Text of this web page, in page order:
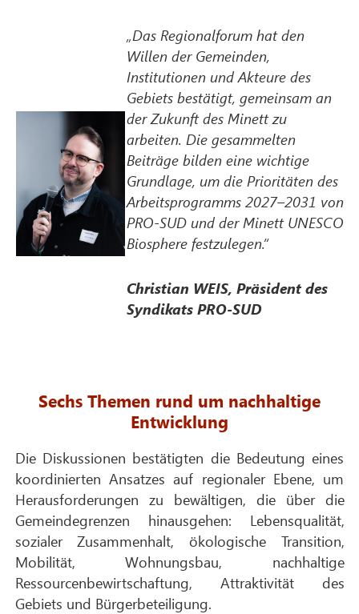
„Das Regionalforum hat den
Willen der Gemeinden,
Institutionen und Akteure des
Gebiets bestätigt, gemeinsam an
der Zukunft des Minett zu
arbeiten. Die gesammelten
Beiträge bilden eine wichtige
Grundlage, um die Prioritäten des
Arbeitsprogramms 2027–2031 von
PRO-SUD und der Minett UNESCO
Biosphere festzulegen.“
Christian WEIS, Präsident des
Syndikats PRO-SUD
Sechs Themen rund um nachhaltige
Entwicklung
Die Diskussionen bestätigten die Bedeutung eines
koordinierten Ansatzes auf regionaler Ebene, um
Herausforderungen zu bewältigen, die über die
Gemeindegrenzen hinausgehen: Lebensqualität,
sozialer Zusammenhalt, ökologische Transition,
Mobilität, Wohnungsbau, nachhaltige
Ressourcenbewirtschaftung, Attraktivität des
Gebiets und Bürgerbeteiligung.